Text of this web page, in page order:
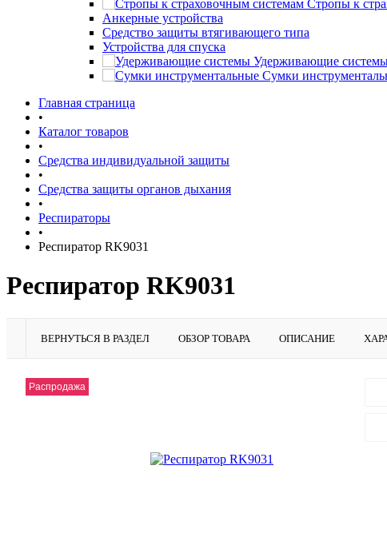
Стропы к
Анкерные устройства
Средство защиты втягивающего типа
Устройства для спуска
Удерживающие
Сумки
Главная страница
•
Каталог товаров
•
Средства индивидуальной защиты
•
Средства защиты органов дыхания
•
Респираторы
•
Респиратор RK9031
Респиратор RK9031
ВЕРНУТЬСЯ В РАЗДЕЛ ОБЗОР ТОВАРА ОПИСАНИЕ
Распродажа